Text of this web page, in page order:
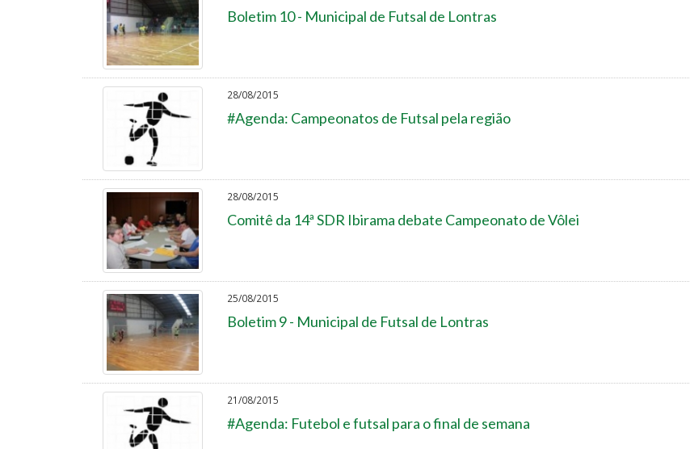
Boletim 10 - Municipal de Futsal de Lontras
28/08/2015
#Agenda: Campeonatos de Futsal pela região
28/08/2015
Comitê da 14ª SDR Ibirama debate Campeonato de Vôlei
25/08/2015
Boletim 9 - Municipal de Futsal de Lontras
21/08/2015
#Agenda: Futebol e futsal para o final de semana